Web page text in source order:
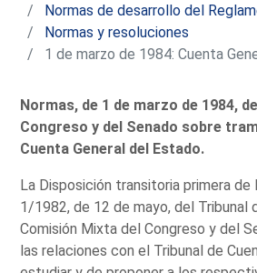
Normas de desarrollo del
Normas y resoluciones
1 de marzo de 1984: Cuenta
Normas, de 1 de marzo de 1984,
Congreso y del Senado sobre
Cuenta General del Estado.
La Disposición transitoria primera de
1/1982, de 12 de mayo, del Tribunal
Comisión Mixta del Congreso y del
las relaciones con el Tribunal de